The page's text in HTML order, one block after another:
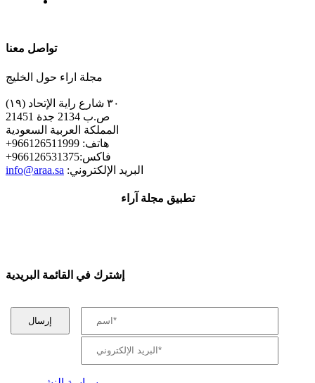
تواصل معنا
مجلة اراء حول الخليج
٣٠ شارع راية الإتحاد (١٩)
ص.ب 2134 جدة 21451
المملكة العربية السعودية
+هاتف: 966126511999
+فاكس:966126531375
info@araa.sa :البريد الإلكتروني
تطبيق مجلة آراء
إشترك في القائمة البريدية